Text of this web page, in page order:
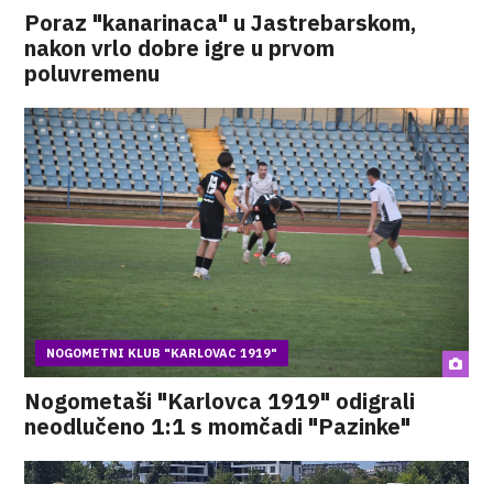
Poraz "kanarinaca" u Jastrebarskom,
nakon vrlo dobre igre u prvom
poluvremenu
NOGOMETNI KLUB "KARLOVAC 1919"
Nogometaši "Karlovca 1919" odigrali
neodlučeno 1:1 s momčadi "Pazinke"